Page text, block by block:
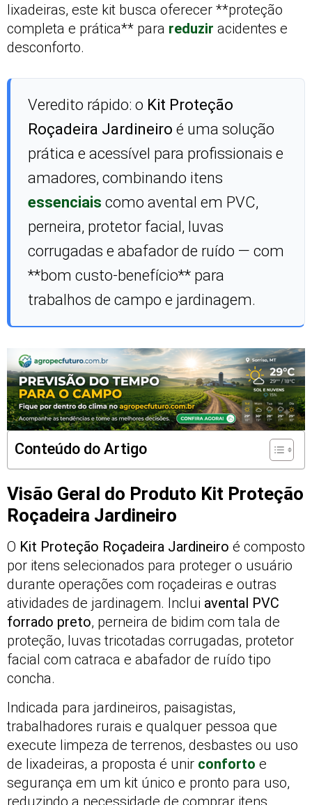
lixadeiras, este kit busca oferecer **proteção
completa e prática** para reduzir acidentes e
desconforto.
Veredito rápido: o Kit Proteção
Roçadeira Jardineiro é uma solução
prática e acessível para profissionais e
amadores, combinando itens
essenciais como avental em PVC,
perneira, protetor facial, luvas
corrugadas e abafador de ruído — com
**bom custo-benefício** para
trabalhos de campo e jardinagem.
Conteúdo do Artigo
Visão Geral do Produto Kit Proteção
Roçadeira Jardineiro
O Kit Proteção Roçadeira Jardineiro é composto
por itens selecionados para proteger o usuário
durante operações com roçadeiras e outras
atividades de jardinagem. Inclui avental PVC
forrado preto, perneira de bidim com tala de
proteção, luvas tricotadas corrugadas, protetor
facial com catraca e abafador de ruído tipo
concha.
Indicada para jardineiros, paisagistas,
trabalhadores rurais e qualquer pessoa que
execute limpeza de terrenos, desbastes ou uso
de lixadeiras, a proposta é unir conforto e
segurança em um kit único e pronto para uso,
reduzindo a necessidade de comprar itens